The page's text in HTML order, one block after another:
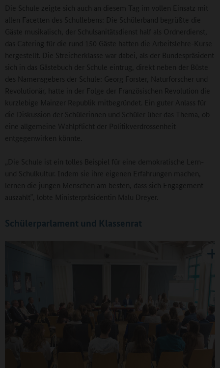
Die Schule zeigte sich auch an diesem Tag im vollen Einsatz mit
allen Facetten des Schullebens: Die Schülerband begrüßte die
Gäste musikalisch, der Schulsanitätsdienst half als Ordnerdienst,
das Catering für die rund 150 Gäste hatten die Arbeitslehre-Kurse
hergestellt. Die Streicherklasse war dabei, als der Bundespräsident
sich in das Gästebuch der Schule eintrug, direkt neben der Büste
des Namensgebers der Schule: Georg Forster, Naturforscher und
Revolutionär, hatte in der Folge der Französischen Revolution die
kurzlebige Mainzer Republik mitbegründet. Ein guter Anlass für
die Diskussion der Schülerinnen und Schüler über das Thema, ob
eine allgemeine Wahlpflicht der Politikverdrossenheit
entgegenwirken könnte.
„Die Schule ist ein tolles Beispiel für eine demokratische Lern-
und Schulkultur. Indem sie ihre eigenen Erfahrungen machen,
lernen die jungen Menschen am besten, dass sich Engagement
auszahlt‟, lobte Ministerpräsidentin Malu Dreyer.
Schülerparlament und Klassenrat